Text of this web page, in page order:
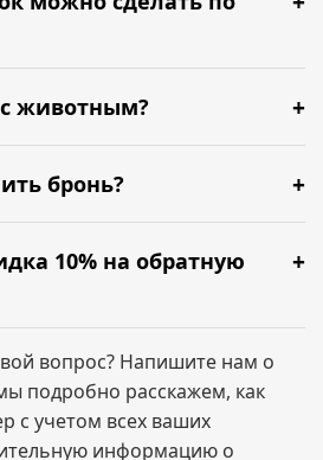
поездки и контакты
остановки по пути — кофе,
1–2 разумные паузы не
лучше указать это при
маршрут заранее.
животным?
заранее, чтобы мы
формат
бронь?
времени до подачи
и мы сразу подскажем по
10% на обратную
трансфера туда и обратно
маршрут применяется
в подтверждении
вопрос? Напишите нам о
подробно расскажем, как
с учетом всех ваших
информацию о